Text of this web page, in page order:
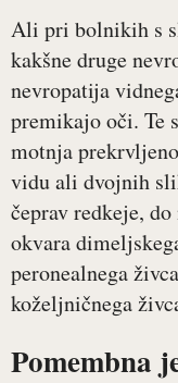
Ali pri bolnikih s
kakšne druge
nevropatija
premikajo oči. Te
motnja
vidu ali dvojnih
čeprav redkeje,
okvara
peronealnega
koželjničnega
Pomembna